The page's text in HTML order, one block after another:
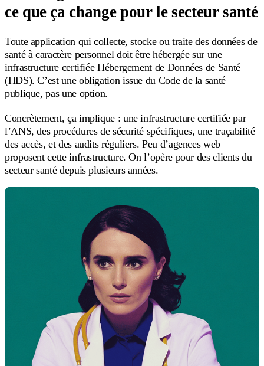
ce que ça change pour le secteur santé
Toute application qui collecte, stocke ou traite des données de
santé à caractère personnel doit être hébergée sur une
infrastructure certifiée Hébergement de Données de Santé
(HDS). C’est une obligation issue du Code de la santé
publique, pas une option.
Concrètement, ça implique : une infrastructure certifiée par
l’ANS, des procédures de sécurité spécifiques, une traçabilité
des accès, et des audits réguliers. Peu d’agences web
proposent cette infrastructure. On l’opère pour des clients du
secteur santé depuis plusieurs années.